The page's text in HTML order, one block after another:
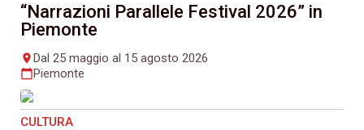
“Narrazioni Parallele Festival 2026” in
Piemonte
placeDal 25 maggio al 15 agosto 2026
calendar_todayPiemonte
CULTURA